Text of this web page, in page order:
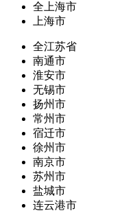
全上海市
上海市
全江苏省
南通市
淮安市
无锡市
扬州市
常州市
宿迁市
徐州市
南京市
苏州市
盐城市
连云港市